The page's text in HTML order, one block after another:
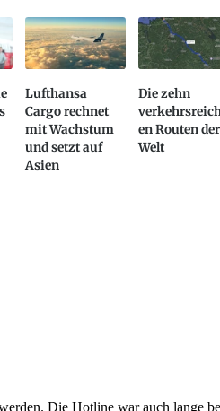
Lufthansa
Cargo rechnet
mit Wachstum
und setzt auf
Asien
Die zehn
en Routen der
Welt